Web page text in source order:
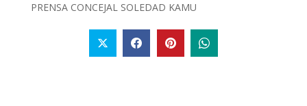
PRENSA CONCEJAL SOLEDAD KAMU